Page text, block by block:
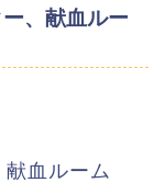
、献血ルー
献血ルーム